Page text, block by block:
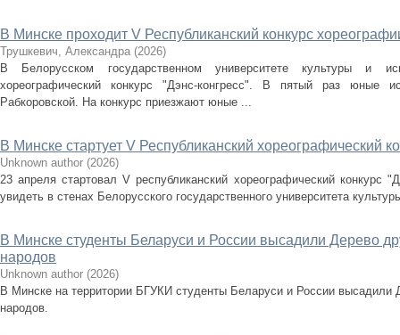
В Минске проходит V Республиканский конкурс
Трушкевич, Александра (2026)
В Белорусском государственном университете культуры и
хореографический конкурс "Дэнс-конгресс". В пятый раз юные
Рабкоровской. На конкурс приезжают юные ...
В Минске стартует V Республиканский хореографический
Unknown author (2026)
23 апреля стартовал V республиканский хореографический конкурс
увидеть в стенах Белорусского государственного университета
В Минске студенты Беларуси и России высадили Дерево
народов
Unknown author (2026)
В Минске на территории БГУКИ студенты Беларуси и России высадили
народов.